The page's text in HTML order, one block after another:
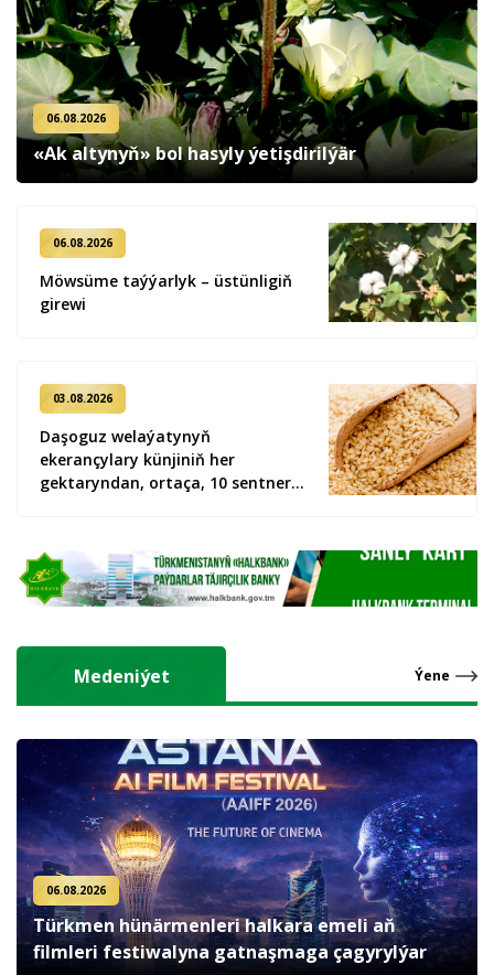
06.08.2026
«Ak altynyň» bol hasyly ýetişdirilýär
06.08.2026
Möwsüme taýýarlyk – üstünligiň
girewi
03.08.2026
Daşoguz welaýatynyň
ekerançylary künjiniň her
gektaryndan, ortaça, 10 sentner
Medeniýet Ýene
06.08.2026
Türkmen hünärmenleri halkara emeli aň
filmleri festiwalyna gatnaşmaga çagyrylýar